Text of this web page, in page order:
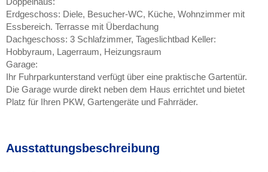
Erdgeschoss: Diele, Besucher-WC, Küche, Wohnzimmer mit
Essbereich. Terrasse mit Überdachung
Dachgeschoss: 3 Schlafzimmer, Tageslichtbad Keller:
Hobbyraum, Lagerraum, Heizungsraum
Garage:
Ihr Fuhrparkunterstand verfügt über eine praktische Gartentür.
Die Garage wurde direkt neben dem Haus errichtet und bietet
Platz für Ihren PKW, Gartengeräte und Fahrräder.
Ausstattungsbeschreibung